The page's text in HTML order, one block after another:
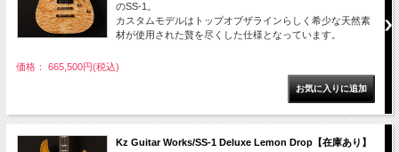
のSS-1。
カスタムモデルはトップオブザラインらしく希少な天然素
材が使用された贅を尽くした仕様となっています。
価格： 665,500円(税込)
Kz Guitar Works/SS-1 Deluxe Lemon Drop【在庫あり】